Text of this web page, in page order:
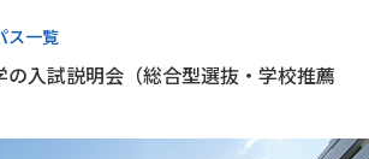
大学院の資料請求
備校
大学入学共通テスト「受験案
ス一覧
の入試説明会（総合型選抜・学校推薦